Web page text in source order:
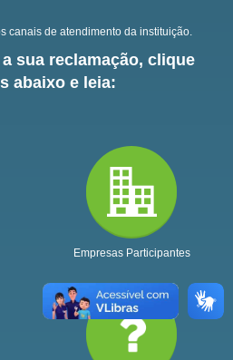
canais de atendimento da instituição.
sua reclamação, clique
abaixo e leia:
Empresas Participantes